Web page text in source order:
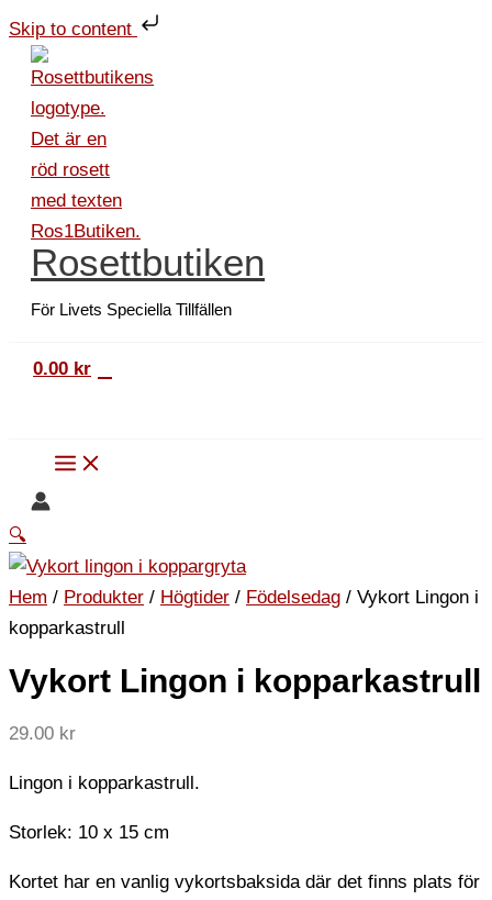
Skip to content
till
innehåll
Rosettbutiken
För Livets Speciella Tillfällen
0.00 kr
🔍
Hem / Produkter / Högtider / Födelsedag / Vykort Lingon i
kopparkastrull
Vykort Lingon i kopparkastrull
29.00 kr
Lingon i kopparkastrull.
Storlek: 10 x 15 cm
Kortet har en vanlig vykortsbaksida där det finns plats för
Lingon
kopparkastrull
mängd